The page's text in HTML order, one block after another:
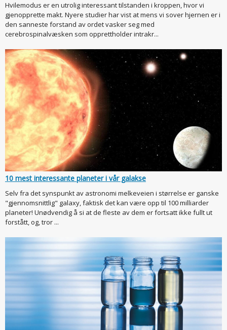
Hvilemodus er en utrolig interessant tilstanden i kroppen, hvor vi
gjenopprette makt. Nyere studier har vist at mens vi sover hjernen er i
den sanneste forstand av ordet vasker seg med
cerebrospinalvæsken som opprettholder intrakr...
10 mest interessante planeter i vår galakse
Selv fra det synspunkt av astronomi melkeveien i størrelse er ganske
"gjennomsnittlig" galaxy, faktisk det kan være opp til 100 milliarder
planeter! Unødvendig å si at de fleste av dem er fortsatt ikke fullt ut
forstått, og, tror ...